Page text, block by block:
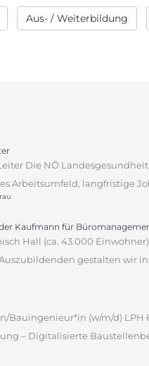
Aus- / Weiterbildung
Die NÖ
Arbeitsumfeld, langfristige
Kaufmann für
Hall (ca. 43.000
gestalten wir
Bauingenieur*in (w/m/d)
– Digitalisierte